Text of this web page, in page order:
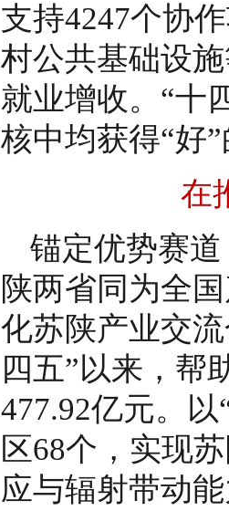
支持4247个协
村公共基础设
就业增收。 “十
核中均获得“好”
在
锚定优势赛
陕两省同为全
化苏陕产业交
四五”以来，帮
477.92亿元。以
区68个，实现
应与辐射带动